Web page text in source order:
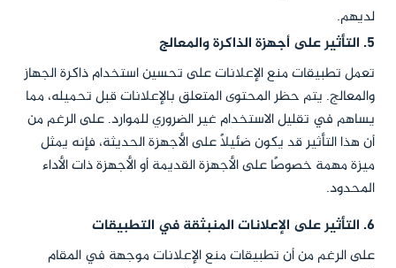
لديهم.
5. التأثير على أجهزة الذاكرة والمعالج
تعمل تطبيقات منع الإعلانات على تحسين استخدام ذاكرة الجهاز
والمعالج. يتم حظر المحتوى المتعلق بالإعلانات قبل تحميله، مما
يساهم في تقليل الاستخدام غير الضروري للموارد. على الرغم من
أن هذا التأثير قد يكون ضئيلاً على الأجهزة الحديثة، فإنه يمثل
ميزة مهمة خصوصًا على الأجهزة القديمة أو الأجهزة ذات الأداء
المحدود.
6. التأثير على الإعلانات المنبثقة في التطبيقات
على الرغم من أن تطبيقات منع الإعلانات موجهة في المقام